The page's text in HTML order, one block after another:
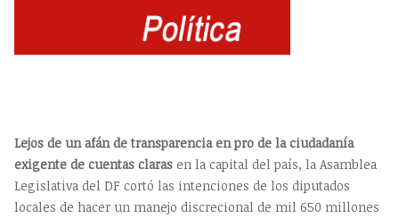
Lejos de un afán de transparencia en pro de la ciudadanía
exigente de cuentas claras en la capital del país, la Asamblea
Legislativa del DF cortó las intenciones de los diputados
locales de hacer un manejo discrecional de mil 650 millones